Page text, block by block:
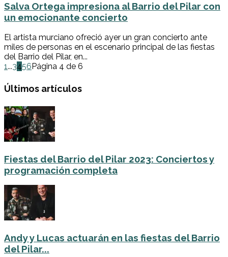
Salva Ortega impresiona al Barrio del Pilar con
un emocionante concierto
El artista murciano ofreció ayer un gran concierto ante
miles de personas en el escenario principal de las fiestas
del Barrio del Pilar, en...
1...3456Página 4 de 6
Últimos artículos
Fiestas del Barrio del Pilar 2023: Conciertos y
programación completa
Andy y Lucas actuarán en las fiestas del Barrio
del Pilar...